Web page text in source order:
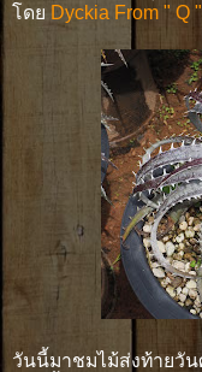
โดย Dyckia From " Q "
วันนี้มาชมไม้ส่งท้ายวั